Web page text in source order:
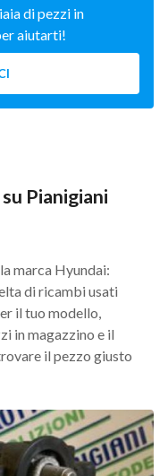
di pezzi in
aiutarti!
Pianigiani
marca Hyundai:
di ricambi usati
il tuo modello,
in magazzino e il
il pezzo giusto